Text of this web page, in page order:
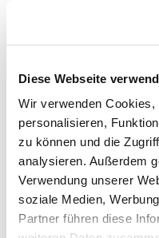
Diese Webseite
Wir verwenden
personalisieren,
zu können und die
analysieren. Außerdem
Verwendung unserer
soziale Medien,
Partner führen diese